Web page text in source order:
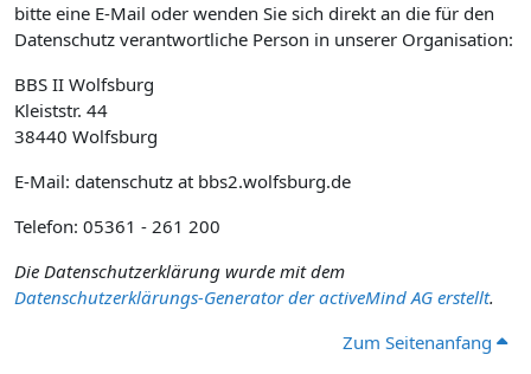
bitte eine E-Mail oder wenden Sie sich direkt an die für den
Datenschutz verantwortliche Person in unserer Organisation:
BBS II Wolfsburg
Kleiststr. 44
38440 Wolfsburg
E-Mail: datenschutz at bbs2.wolfsburg.de
Telefon: 05361 - 261 200
Die Datenschutzerklärung wurde mit dem
Datenschutzerklärungs-Generator der activeMind AG erstellt.
Zum Seitenanfang